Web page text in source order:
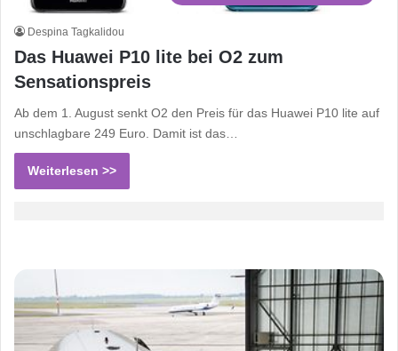
Despina Tagkalidou
Das Huawei P10 lite bei O2 zum
Sensationspreis
Ab dem 1. August senkt O2 den Preis für das Huawei P10 lite auf
unschlagbare 249 Euro. Damit ist das…
Weiterlesen >>